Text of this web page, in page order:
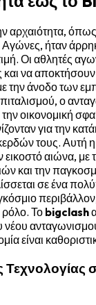
αρχαιότητα,
ήταν
Οι αθλητές
και να
την άνοδο των
ο
οικονομική
για την
τους. Αυτή η
εικοστό αιώνα,
και την
σε ένα
ρόλο. Το bigclash
είναι